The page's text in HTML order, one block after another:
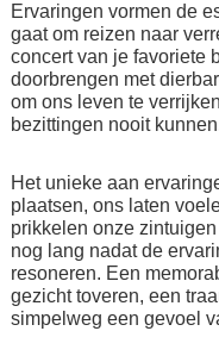
Ervaringen vormen de
gaat om reizen naar
concert van je favoriete
doorbrengen met
om ons leven te
bezittingen nooit
Het unieke aan
plaatsen, ons laten
prikkelen onze
nog lang nadat de
resoneren. Een
gezicht toveren, een
simpelweg een gevoel